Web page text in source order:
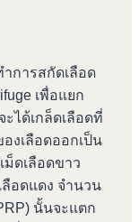
การสกัดเลือด
เพื่อแยก
ได้เกล็ดเลือดที่
งเลือดออกเป็น
ม็ดเลือดขาว
ลือดแดง จำนวน
นั้นจะแตก